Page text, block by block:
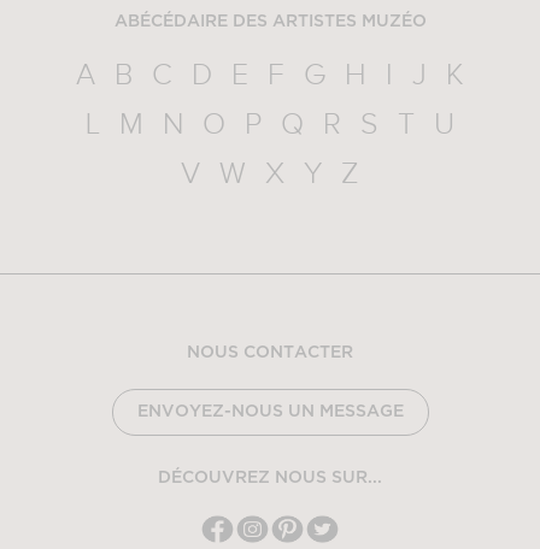
ABÉCÉDAIRE DES ARTISTES MUZÉO
A B C D E F G H I J
K
L
M N O P Q R S T
U
V
W X Y Z
NOUS CONTACTER
ENVOYEZ-NOUS UN MESSAGE
DÉCOUVREZ NOUS SUR...